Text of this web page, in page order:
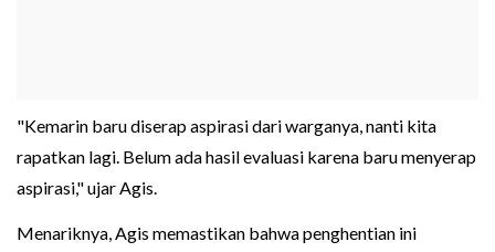
"Kemarin baru diserap aspirasi dari warganya, nanti kita
rapatkan lagi. Belum ada hasil evaluasi karena baru menyerap
aspirasi," ujar Agis.
Menariknya, Agis memastikan bahwa penghentian ini